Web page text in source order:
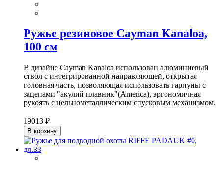
Ружье резиновое Cayman Kanaloa,
100 см
В дизайне Cayman Kanaloa использован алюминиевый
ствол с интегрированной направляющей, открытая
головная часть, позволяющая использовать гарпуны с
зацепами "акулий плавник"(America), эргономичная
рукоять с цельнометаллическим спусковым механизмом.
19013 ₽
В корзину